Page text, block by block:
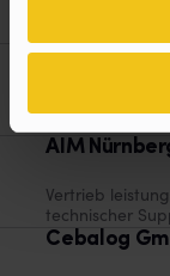
Zuverlässige
AIM
AIM
Vertrieb
technischer
Cebalog